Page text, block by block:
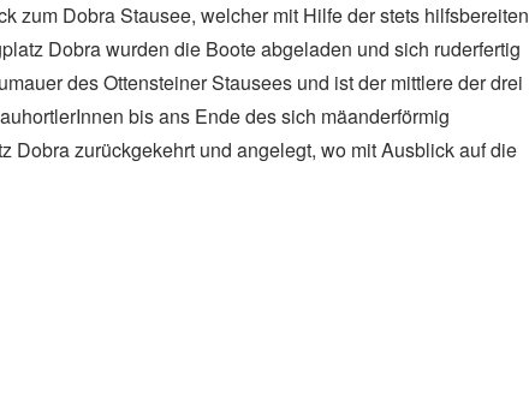
zum Dobra Stausee, welcher mit Hilfe der stets hilfsbereiten
Dobra wurden die Boote abgeladen und sich ruderfertig
des Ottensteiner Stausees und ist der mittlere der drei
bis ans Ende des sich mäanderförmig
zurückgekehrt und angelegt, wo mit Ausblick auf die
in zwei Gruppen. Die größere Gruppe ruderte erneut bis
verblieb und eine Ruderin bei ihrer Einser-Premiere
zwischendurch im Wasser zu erfrischen und wagte den
waren, wurden die Boote für den Transport vorbereitet und
wurde sich zurück auf den Weg nach Wien gemacht.